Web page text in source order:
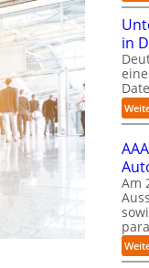
in
Am